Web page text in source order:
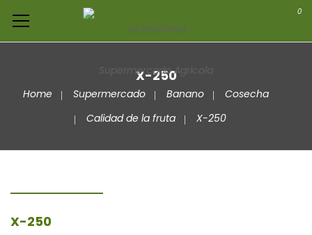
0
X-250
Home Supermercado Banano
Cosecha
Calidad de la fruta
X-250
X-250